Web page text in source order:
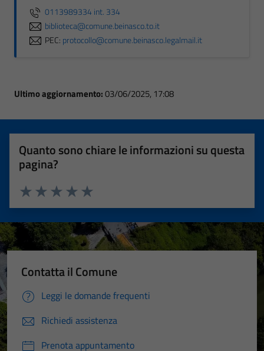
0113989334 int. 334
biblioteca@comune.beinasco.to.it
PEC: protocollo@comune.beinasco.legalmail.it
Ultimo aggiornamento:03/06/2025, 17:08
Quanto sono chiare le informazioni su questa
pagina?
Valuta 5 stelle su 5
Valuta 4 stelle su 5
Valuta 3 stelle su 5
Valuta 2 stelle su 5
Valuta 1 stelle su 5
Contatta il Comune
Leggi le domande frequenti
Richiedi assistenza
Prenota appuntamento